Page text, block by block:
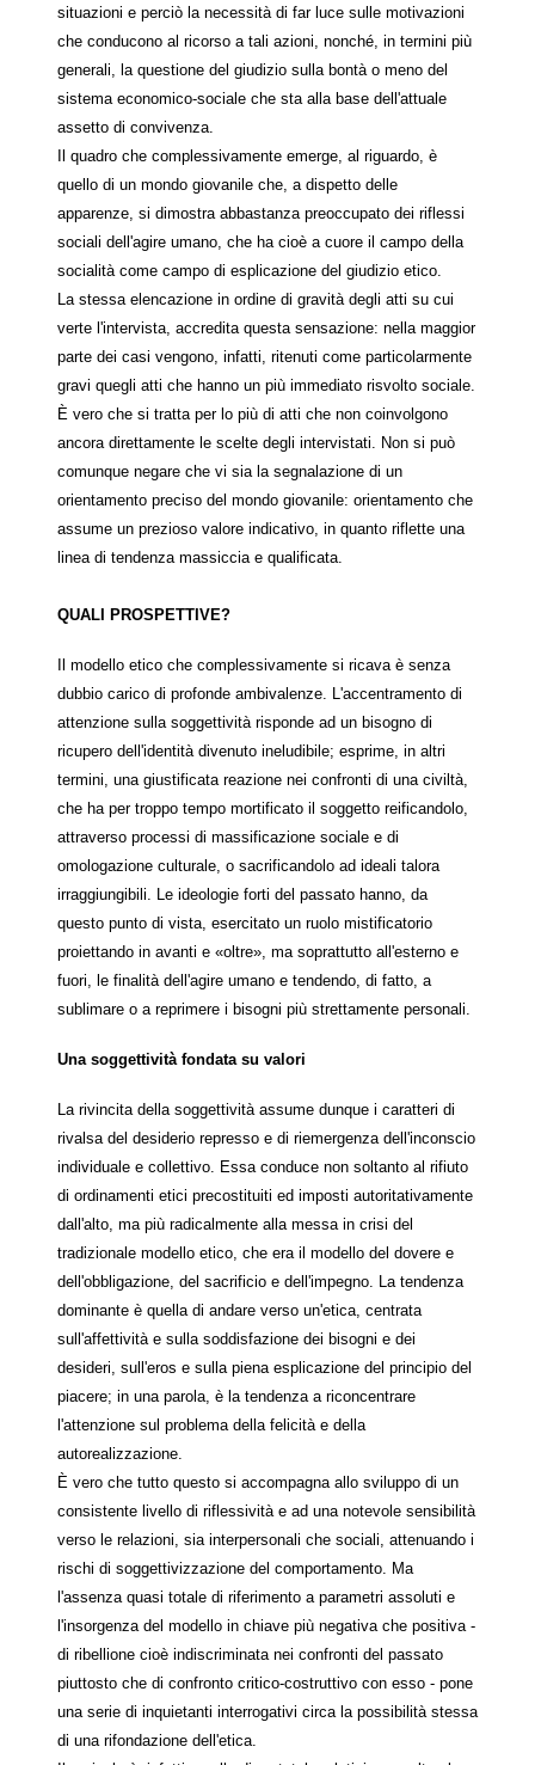
situazioni e perciò la necessità di far luce sulle motivazioni
che conducono al ricorso a tali azioni, nonché, in termini più
generali, la questione del giudizio sulla bontà o meno del
sistema economico-sociale che sta alla base dell'attuale
assetto di convivenza.
Il quadro che complessivamente emerge, al riguardo, è
quello di un mondo giovanile che, a dispetto delle
apparenze, si dimostra abbastanza preoccupato dei riflessi
sociali dell'agire umano, che ha cioè a cuore il campo della
socialità come campo di esplicazione del giudizio etico.
La stessa elencazione in ordine di gravità degli atti su cui
verte l'intervista, accredita questa sensazione: nella maggior
parte dei casi vengono, infatti, ritenuti come particolarmente
gravi quegli atti che hanno un più immediato risvolto sociale.
È vero che si tratta per lo più di atti che non coinvolgono
ancora direttamente le scelte degli intervistati. Non si può
comunque negare che vi sia la segnalazione di un
orientamento preciso del mondo giovanile: orientamento che
assume un prezioso valore indicativo, in quanto riflette una
linea di tendenza massiccia e qualificata.
QUALI PROSPETTIVE?
Il modello etico che complessivamente si ricava è senza
dubbio carico di profonde ambivalenze. L'accentramento di
attenzione sulla soggettività risponde ad un bisogno di
ricupero dell'identità divenuto ineludibile; esprime, in altri
termini, una giustificata reazione nei confronti di una civiltà,
che ha per troppo tempo mortificato il soggetto reificandolo,
attraverso processi di massificazione sociale e di
omologazione culturale, o sacrificandolo ad ideali talora
irraggiungibili. Le ideologie forti del passato hanno, da
questo punto di vista, esercitato un ruolo mistificatorio
proiettando in avanti e «oltre», ma soprattutto all'esterno e
fuori, le finalità dell'agire umano e tendendo, di fatto, a
sublimare o a reprimere i bisogni più strettamente personali.
Una soggettività fondata su valori
La rivincita della soggettività assume dunque i caratteri di
rivalsa del desiderio represso e di riemergenza dell'inconscio
individuale e collettivo. Essa conduce non soltanto al rifiuto
di ordinamenti etici precostituiti ed imposti autoritativamente
dall'alto, ma più radicalmente alla messa in crisi del
tradizionale modello etico, che era il modello del dovere e
dell'obbligazione, del sacrificio e dell'impegno. La tendenza
dominante è quella di andare verso un'etica, centrata
sull'affettività e sulla soddisfazione dei bisogni e dei
desideri, sull'eros e sulla piena esplicazione del principio del
piacere; in una parola, è la tendenza a riconcentrare
l'attenzione sul problema della felicità e della
autorealizzazione.
È vero che tutto questo si accompagna allo sviluppo di un
consistente livello di riflessività e ad una notevole sensibilità
verso le relazioni, sia interpersonali che sociali, attenuando i
rischi di soggettivizzazione del comportamento. Ma
l'assenza quasi totale di riferimento a parametri assoluti e
l'insorgenza del modello in chiave più negativa che positiva -
di ribellione cioè indiscriminata nei confronti del passato
piuttosto che di confronto critico-costruttivo con esso - pone
una serie di inquietanti interrogativi circa la possibilità stessa
di una rifondazione dell'etica.